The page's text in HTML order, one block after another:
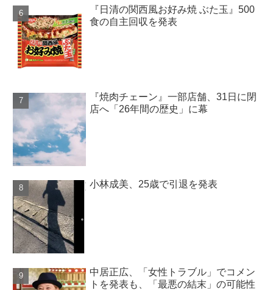
『日清の関西風お好み焼 ぶた玉』500
食の自主回収を発表
『焼肉チェーン』一部店舗、31日に閉
店へ「26年間の歴史」に幕
小林成美、25歳で引退を発表
中居正広、「女性トラブル」でコメン
トを発表も、「最悪の結末」の可能性